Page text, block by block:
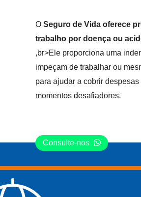
O Seguro de Vida oferece
trabalho por doença ou
,br>Ele proporciona uma
impeçam de trabalhar ou
para ajudar a cobrir
momentos desafiadores.
Consulte-nos